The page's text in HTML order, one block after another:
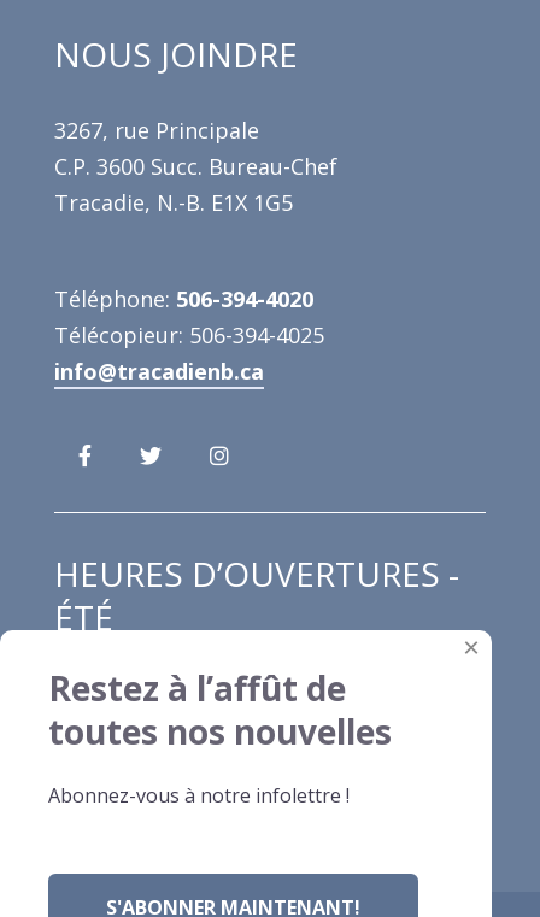
NOUS JOINDRE
3267, rue Principale
C.P. 3600 Succ. Bureau-Chef
Tracadie, N.-B. E1X 1G5
Téléphone: 506-394-4020
Télécopieur: 506-394-4025
info@tracadienb.ca
HEURES D’OUVERTURES -
ÉTÉ
Lundi au jeudi : 8h00 à 12h00 et de 13h00
à 16h30
Samedi et dimanche : fermé
×
Restez à l’affût de
toutes nos nouvelles
Abonnez-vous à notre infolettre !
S'ABONNER MAINTENANT!